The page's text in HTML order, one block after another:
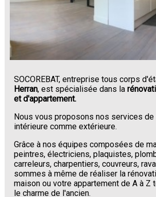
SOCOREBAT, entreprise tous corps
Herran, est spécialisée dans la
et d'appartement.
Nous vous proposons nos services de
intérieure comme extérieure.
Grâce à nos équipes composées de
peintres, électriciens, plaquistes,
carreleurs, charpentiers, couvreurs,
sommes à même de réaliser la
maison ou votre appartement de A à Z
le charme de l'ancien.